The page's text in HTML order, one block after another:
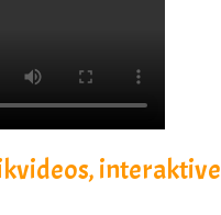
interaktive